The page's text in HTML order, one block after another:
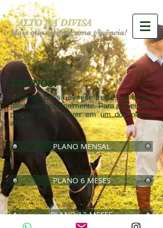
ALTO DA DIVISA
Mais que campo, uma vivência!
TREINOS:
A Alto da Divisa oferece treinos de laço e
paleteada semanalmente. Para participar é
preciso se inscrever em um dos planos
abaixo:
PLANO MENSAL
PLANO 6 MESES
PLANO 12 MESES